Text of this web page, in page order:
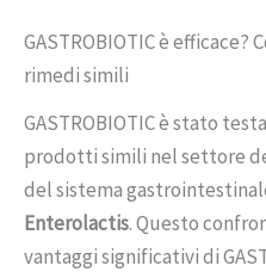
GASTROBIOTIC è
rimedi simili
GASTROBIOTIC è stato
prodotti simili nel settore
del sistema
Enterolactis. Questo
vantaggi significativi di